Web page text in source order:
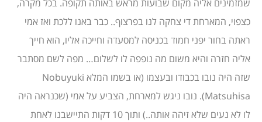
שמזמינים אליה מקום שבועות מראש באותה תקופה. בכל מקרה,
כצפוי, המארחת די צחקה לנו בפרצוף.. כבר באנו ללכת ואז אמי
ראתה בחור יפני חמוד בכניסה למסעדה וחייכה אליו, הוא חייך
אליה חזרה והיא משום מה נופפה לו לשלום… מפה לשם מסתבר
שזה היה נובו בכבודו ובעצמו (או בשמו המלא Nobuyuki
Matsuhisa). נובו ניגש למארחת, הצביע על אמי (שכנראה היה
לו לא נעים שלא זיהה אותה..) ותוך 10 דקות התיישבנו לאחת